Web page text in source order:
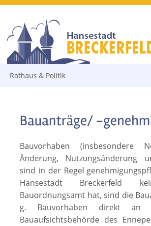
Rathaus & Politik
Bauanträge/ -
Bauvorhaben (insbesondere
Änderung, Nutzungsänderung
sind in der Regel
Hansestadt Breckerfeld
Bauordnungsamt hat, sind die
g. Bauvorhaben direkt an
Bauaufsichtsbehörde des